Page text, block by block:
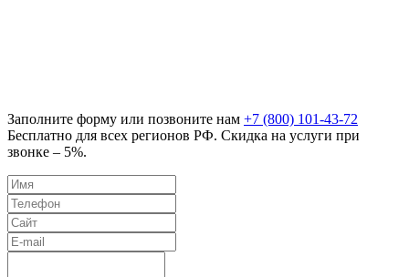
Заполните форму или позвоните нам +7 (800) 101-43-72
Бесплатно для всех регионов РФ. Скидка на услуги при
звонке – 5%.